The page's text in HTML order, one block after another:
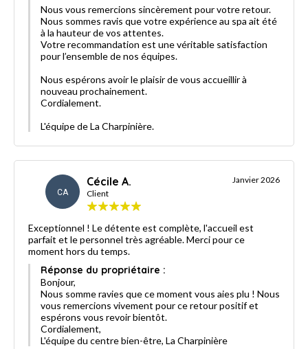
Nous vous remercions sincèrement pour votre retour.
Nous sommes ravis que votre expérience au spa ait été
à la hauteur de vos attentes.
Votre recommandation est une véritable satisfaction
pour l’ensemble de nos équipes.
Nous espérons avoir le plaisir de vous accueillir à
nouveau prochainement.
Cordialement.
L'équipe de La Charpinière.
CA
Cécile A.
Client
Janvier 2026
Exceptionnel ! Le détente est complète, l'accueil est
parfait et le personnel très agréable. Merci pour ce
moment hors du temps.
Réponse du propriétaire :
Bonjour,
Nous somme ravies que ce moment vous aies plu ! Nous
vous remercions vivement pour ce retour positif et
espérons vous revoir bientôt.
Cordialement,
L'équipe du centre bien-être, La Charpinière